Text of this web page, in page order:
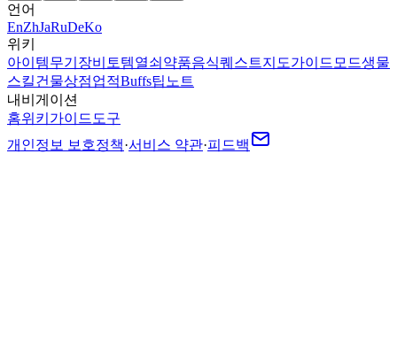
언어
EnZhJaRuDeKo
위키
아이템무기 장비 토템열쇠 약품음식퀘스트지도가이드 모드생물
스킬건물상점업적Buffs팁 노트
내비게이션
홈위키 가이드 도구
개인정보 보호정책·서비스 약관·피드백